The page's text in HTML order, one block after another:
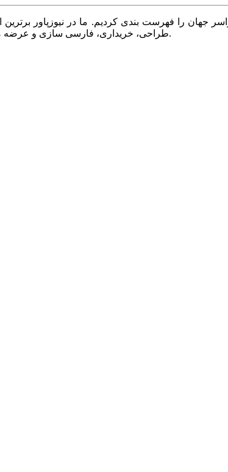
را فهرست بندی کردیم. ما در نیوزپاور برترین
طراحی، خریداری، فارسی سازی و عرضه می کنیم. با نیوزپاور همیشه وب سایت خود را بروز و پویا نگه دارید.